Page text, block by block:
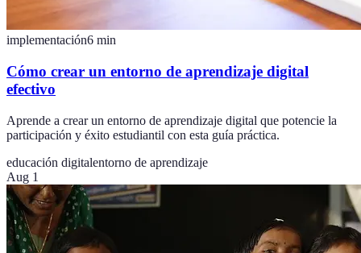
implementación6 min
Cómo crear un entorno de aprendizaje digital
efectivo
Aprende a crear un entorno de aprendizaje digital que potencie la
participación y éxito estudiantil con esta guía práctica.
educación digitalentorno de aprendizaje
Aug 1